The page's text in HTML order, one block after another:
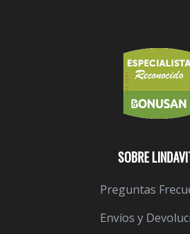
SOBRE
Preguntas
Envíos y